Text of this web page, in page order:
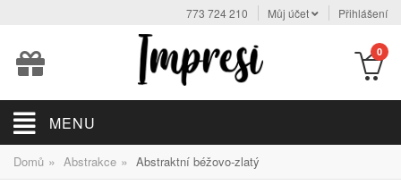
773 724 210 Můj účet Přihlášení
0
MENU
Domů » Abstrakce » Abstraktní béžovo-zlatý